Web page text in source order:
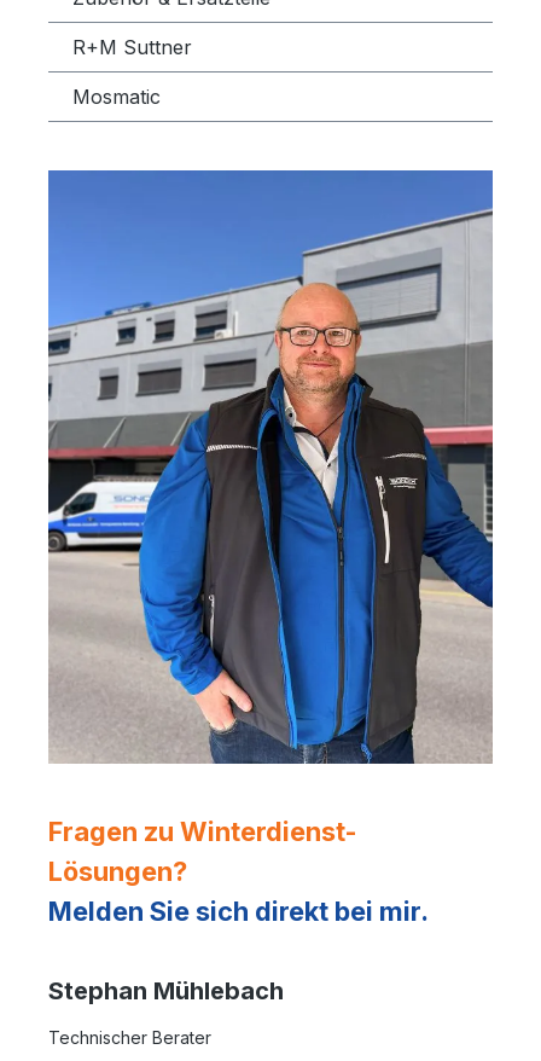
R+M Suttner
Mosmatic
Fragen zu Winterdienst-
Lösungen?
Melden Sie sich direkt bei mir.
Stephan Mühlebach
Technischer Berater